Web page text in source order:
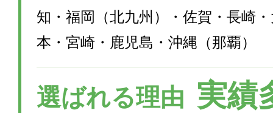
知・福岡（北九州）・佐賀・長崎
本・宮崎・鹿児島・沖縄（那覇）
選ばれる理由 実績